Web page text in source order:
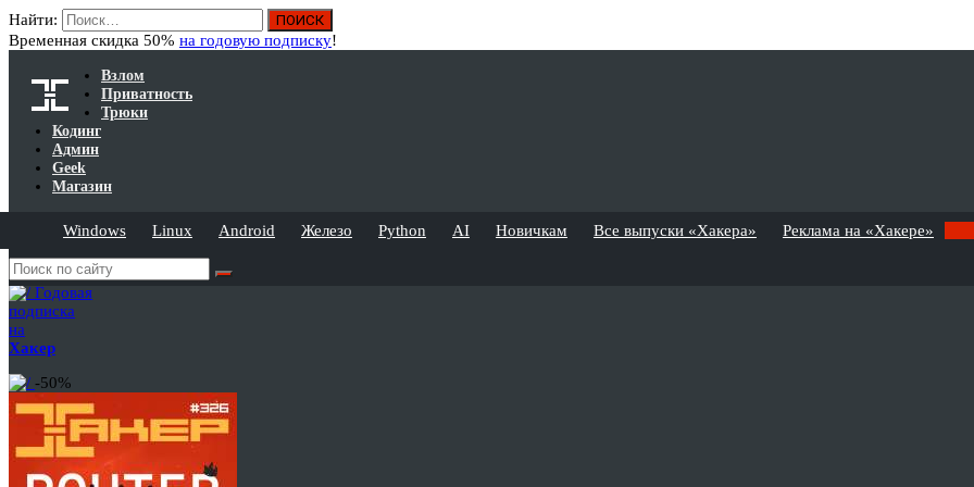
Найти:
Временная скидка 50% на годовую подписку!
Взлом
Приватность
Трюки
Кодинг
Админ
Geek
Магазин
Windows Linux Android Железо Python AI Новичкам Все выпуски «Хакера» Реклама на «Хакере»
Годовая
подписка
на
Хакер
-50%